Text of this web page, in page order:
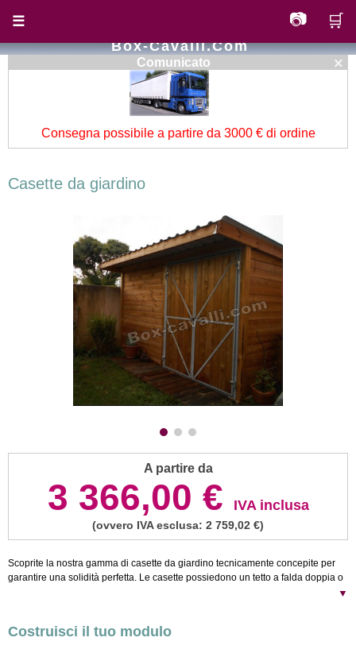
Box-Cavalli.com
☰ 📷 🛒
×
Comunicato
Consegna possibile a partire da 3000 € di ordine
Casette da giardino
A partire da
3 366,00 € IVA inclusa
(ovvero IVA esclusa: 2 759,02 €)
Scoprite la nostra gamma di casette da giardino tecnicamente concepite per
garantire una solidità perfetta. Le casette possiedono un tetto a falda doppia o
su un rivestimento in calcestrutto, su blocchi di cemento o sul suolo stesso. Il kit
▼
Costruisci il tuo modulo